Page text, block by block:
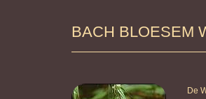
BACH BLOESEM
De